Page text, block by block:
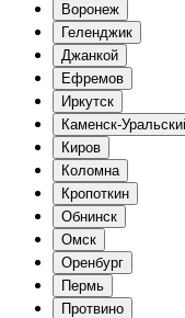
Воронеж
Геленджик
Джанкой
Ефремов
Иркутск
Каменск-
Киров
Коломна
Кропоткин
Обнинск
Омск
Оренбург
Пермь
Протвино